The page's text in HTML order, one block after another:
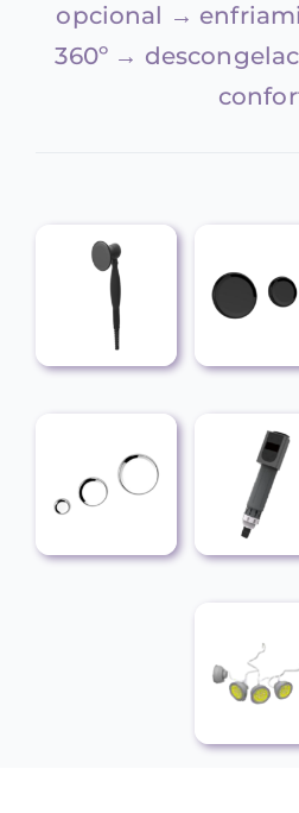
opcional →
360º →